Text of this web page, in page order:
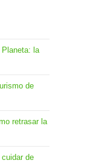
la
de
retrasar la
de